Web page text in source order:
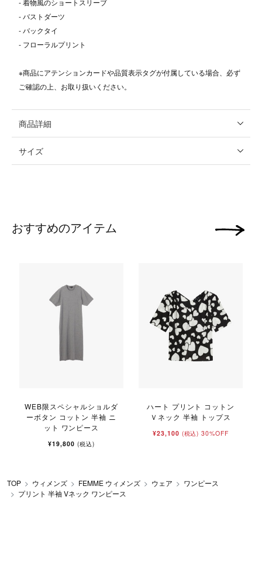
- 着物風のショートスリーブ
- バストダーツ
- バックタイ
- フローラルプリント
※商品にアテンションカードや品質表示タグが付属している場合、必ず
ご確認の上、お取り扱いください。
商品詳細
サイズ
おすすめのアイテム
WEB限スペシャルショルダ
ーボタン コットン 半袖 ニ
ット ワンピース
¥19,800 (税込)
ハート プリント コットン
Ｖネック 半袖 トップス
¥23,100 (税込) 30%OFF
次の画像
TOP ウィメンズ FEMME ウィメンズ ウェア
ワンピース
プリント 半袖 Vネック ワンピース